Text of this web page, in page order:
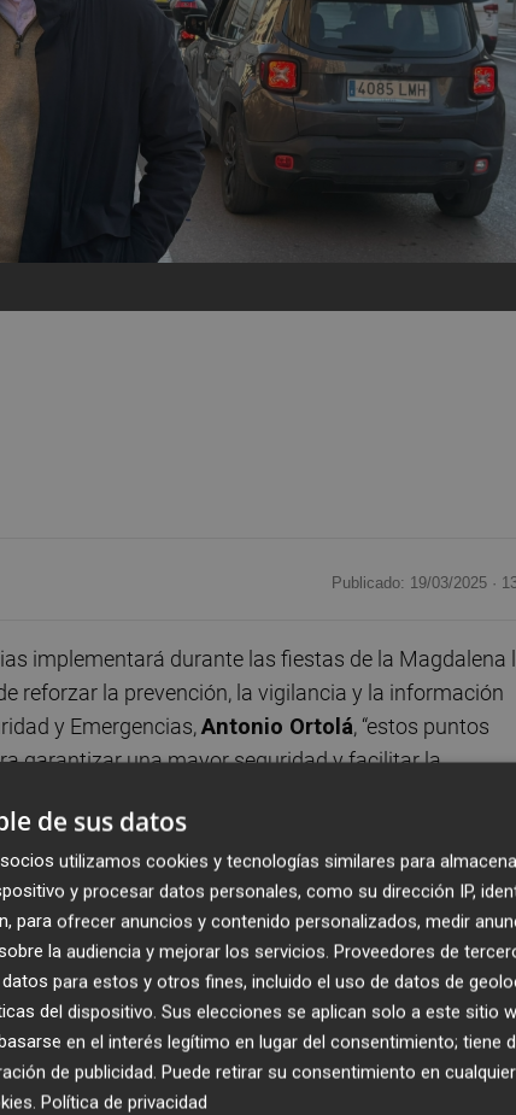
Publicado: 19/03/2025 ·
implementará durante las fiestas de la Magdalena
reforzar la prevención, la vigilancia y la información
y Emergencias,Antonio Ortolá, “estos puntos
garantizar una mayor seguridad y facilitar la
entre ellos: Rey Don Jaime/Colón, Puerta del Sol
los conciertos), Plaza Na Violant y Hermanos
que “esta medida ya la aplicamos en las pasadas
también la vamos a poner en marcha en las que
subrayado la importancia de esta iniciativa,
en un ambiente seguro y tranquilo para
de sus datos
utilizamos cookies y tecnologías similares para
y procesar datos personales, como su dirección IP,
para ofrecer anuncios y contenido personalizados, medir
la audiencia y mejorar los servicios. Proveedores de
para estos y otros fines, incluido el uso de datos de
del dispositivo. Sus elecciones se aplican solo a este sitio
en el interés legítimo en lugar del consentimiento; tiene
de publicidad. Puede retirar su consentimiento en
. Política de privacidad